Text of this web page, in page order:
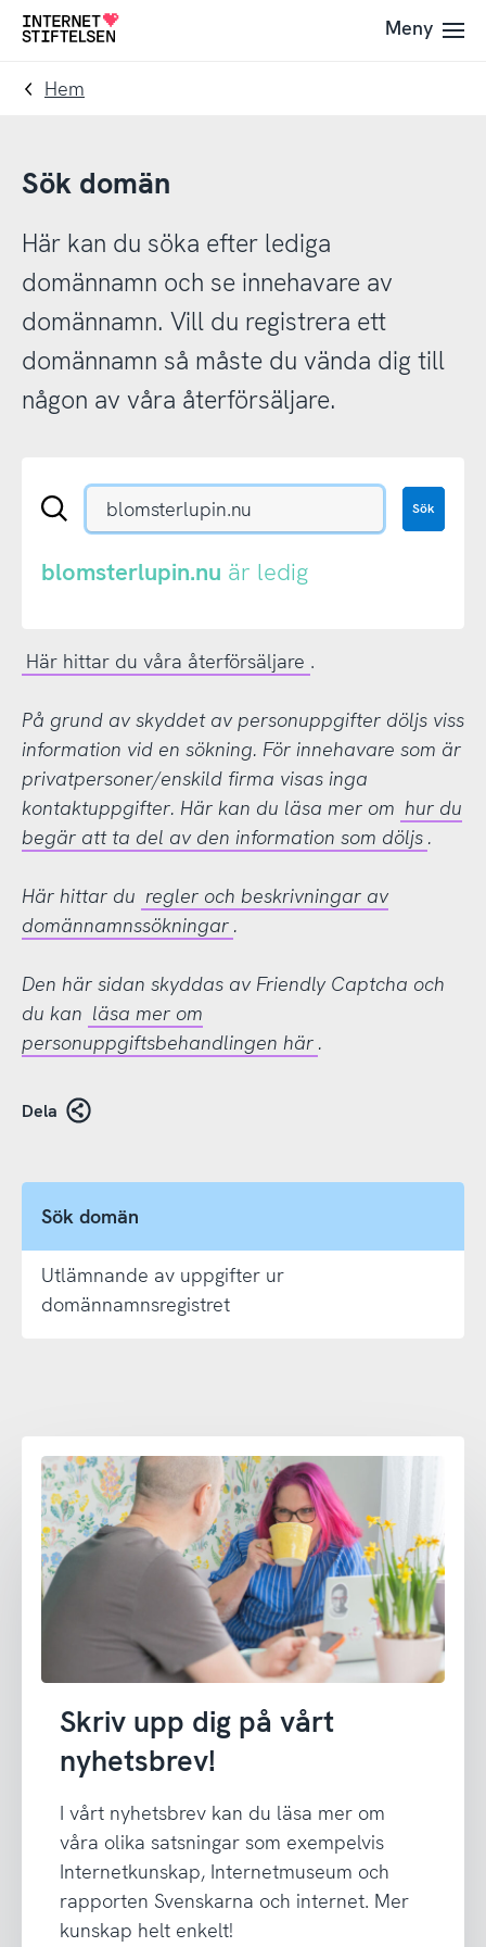
Till
navigering
Till
innehåll
Till
Meny
Hem
Sök domän
Här kan du söka efter lediga
domännamn och se innehavare av
domännamn. Vill du registrera ett
domännamn så måste du vända dig till
någon av våra återförsäljare.
Sök
eller
Sök
blomsterlupin.nu är ledig
Här hittar du våra återförsäljare .
På grund av skyddet av personuppgifter döljs viss
information vid en sökning. För innehavare som är
privatpersoner/enskild firma visas inga
kontaktuppgifter. Här kan du läsa mer om hur du
begär att ta del av den information som döljs .
Här hittar du regler och beskrivningar av
domännamnssökningar .
Den här sidan skyddas av Friendly Captcha och
du kan läsa mer om
personuppgiftsbehandlingen här .
Dela
Sök domän
Utlämnande av uppgifter ur
domännamnsregistret
Skriv upp dig på vårt
nyhetsbrev!
I vårt nyhetsbrev kan du läsa mer om
våra olika satsningar som exempelvis
Internetkunskap, Internetmuseum och
rapporten Svenskarna och internet. Mer
kunskap helt enkelt!